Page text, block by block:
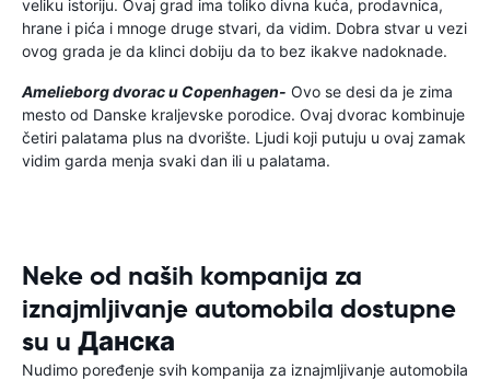
veliku istoriju. Ovaj grad ima toliko divna kuća, prodavnica,
hrane i pića i mnoge druge stvari, da vidim. Dobra stvar u vezi
ovog grada je da klinci dobiju da to bez ikakve nadoknade.
Amelieborg dvorac u Copenhagen- Ovo se desi da je zima
mesto od Danske kraljevske porodice. Ovaj dvorac kombinuje
četiri palatama plus na dvorište. Ljudi koji putuju u ovaj zamak
vidim garda menja svaki dan ili u palatama.
Neke od naših kompanija za
iznajmljivanje automobila dostupne
su u Данска
Nudimo poređenje svih kompanija za iznajmljivanje automobila